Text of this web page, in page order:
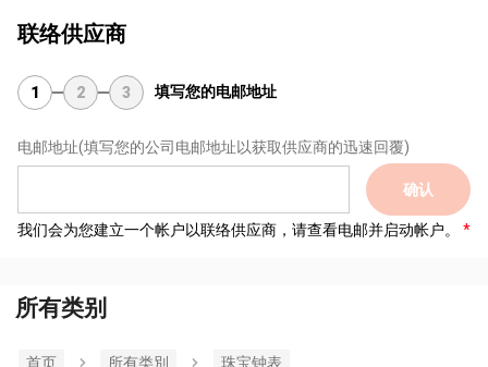
联络供应商
1 2 3 填写您的电邮地址
电邮地址(填写您的公司电邮地址以获取供应商的迅速回覆)
确认
我们会为您建立一个帐户以联络供应商，请查看电邮并启动帐户。
所有类别
首页 所有类別 珠宝钟表